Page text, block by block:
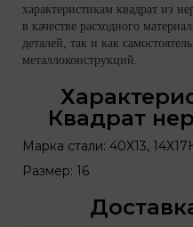
характеристикам квадрат из
в качестве расходного
деталей, так и как
металлоконструкций.
Квадрат
Марка стали: 40Х13,
Размер: 16